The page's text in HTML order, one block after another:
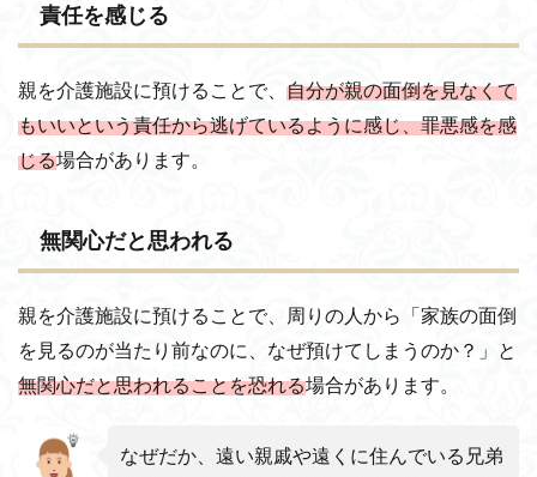
責任を感じる
親を介護施設に預けることで、 自分が親の面倒を見なくて
もいいという責任から逃げているように感じ、罪悪感を感
じる場合があります。
無関心だと思われる
親を介護施設に預けることで、周りの人から「家族の面倒
を見るのが当たり前なのに、なぜ預けてしまうのか？」と
無関心だと思われることを恐れる場合があります。
なぜだか、遠い親戚や遠くに住んでいる兄弟